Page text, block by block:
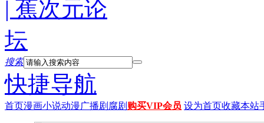
搜索
快捷导航
首页漫画小说动漫广播剧 腐剧 购买VIP会员 设为首页收藏本站